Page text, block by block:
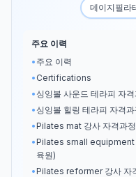
데이지필라
주요 이력
• 주요 이력
• Certifications
• 싱잉볼 사운드 테라피 자
• 싱잉볼 힐링 테라피 자격
•Pilates mat 강사 자격과
•Pilates small equipment
육원)
•Pilates reformer 강사 자